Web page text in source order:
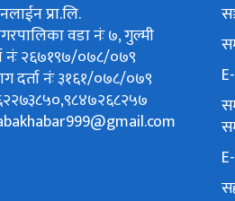
प्रा.लि.
वडा नंः ७, गुल्मी
नंः २६७१९७/०७८/०७९
दर्ता नंः ३१६१/०७८/०७९